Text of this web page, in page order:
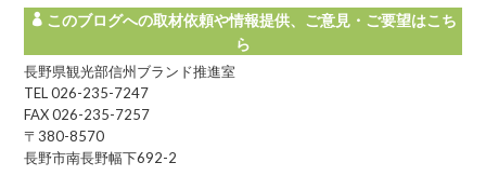
このブログへの取材依頼や情報提供、ご意見・ご要望はこち
ら
長野県観光部信州ブランド推進室
TEL 026-235-7247
FAX 026-235-7257
〒380-8570
長野市南長野幅下692-2